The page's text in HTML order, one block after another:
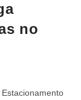
no
Estacionamento